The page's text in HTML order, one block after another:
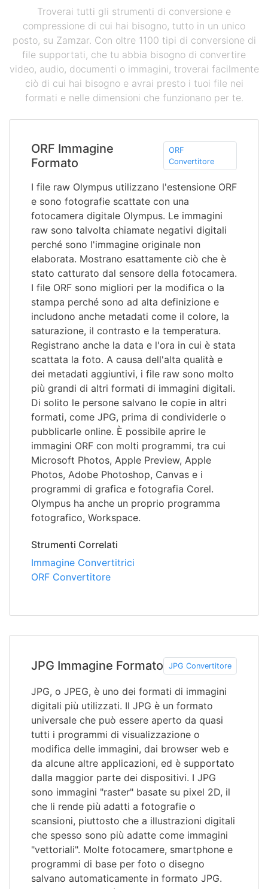
Troverai tutti gli strumenti di conversione e
compressione di cui hai bisogno, tutto in un unico
posto, su Zamzar. Con oltre 1100 tipi di conversione di
file supportati, che tu abbia bisogno di convertire
video, audio, documenti o immagini, troverai facilmente
ciò di cui hai bisogno e avrai presto i tuoi file nei
formati e nelle dimensioni che funzionano per te.
ORF Immagine
Formato
ORF
Convertitore
I file raw Olympus utilizzano l'estensione ORF
e sono fotografie scattate con una
fotocamera digitale Olympus. Le immagini
raw sono talvolta chiamate negativi digitali
perché sono l'immagine originale non
elaborata. Mostrano esattamente ciò che è
stato catturato dal sensore della fotocamera.
I file ORF sono migliori per la modifica o la
stampa perché sono ad alta definizione e
includono anche metadati come il colore, la
saturazione, il contrasto e la temperatura.
Registrano anche la data e l'ora in cui è stata
scattata la foto. A causa dell'alta qualità e
dei metadati aggiuntivi, i file raw sono molto
più grandi di altri formati di immagini digitali.
Di solito le persone salvano le copie in altri
formati, come JPG, prima di condividerle o
pubblicarle online. È possibile aprire le
immagini ORF con molti programmi, tra cui
Microsoft Photos, Apple Preview, Apple
Photos, Adobe Photoshop, Canvas e i
programmi di grafica e fotografia Corel.
Olympus ha anche un proprio programma
fotografico, Workspace.
Strumenti Correlati
Immagine Convertitrici
ORF Convertitore
JPG Immagine Formato JPG Convertitore
JPG, o JPEG, è uno dei formati di immagini
digitali più utilizzati. Il JPG è un formato
universale che può essere aperto da quasi
tutti i programmi di visualizzazione o
modifica delle immagini, dai browser web e
da alcune altre applicazioni, ed è supportato
dalla maggior parte dei dispositivi. I JPG
sono immagini "raster" basate su pixel 2D, il
che li rende più adatti a fotografie o
scansioni, piuttosto che a illustrazioni digitali
che spesso sono più adatte come immagini
"vettoriali". Molte fotocamere, smartphone e
programmi di base per foto o disegno
salvano automaticamente in formato JPG.